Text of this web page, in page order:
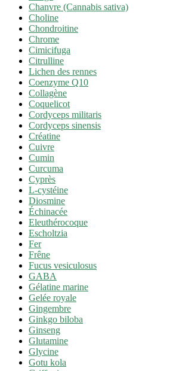
Chanvre (Cannabis sativa)
Choline
Chondroitine
Chrome
Cimicifuga
Citrulline
Lichen des rennes
Coenzyme Q10
Collagène
Coquelicot
Cordyceps militaris
Cordyceps sinensis
Créatine
Cuivre
Cumin
Curcuma
Cyprès
L-cystéine
Diosmine
Échinacée
Eleuthérocoque
Escholtzia
Fer
Frêne
Fucus vesiculosus
GABA
Gélatine marine
Gelée royale
Gingembre
Ginkgo biloba
Ginseng
Glutamine
Glycine
Gotu kola